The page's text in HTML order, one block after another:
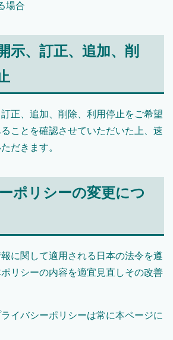
場合
示、訂正、追加、削
正、追加、削除、利用停止をご希望
ことを確認させていただいた上、速
だきます。
ポリシーの変更につ
に関して適用される日本の法令を遵
リシーの内容を適宜見直しその改善
イバシーポリシーは常に本ページに